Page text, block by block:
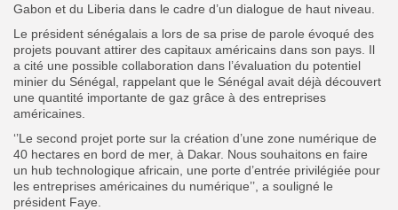
Gabon et du Liberia dans le cadre d’un dialogue de haut niveau.
Le président sénégalais a lors de sa prise de parole évoqué des
projets pouvant attirer des capitaux américains dans son pays. Il
a cité une possible collaboration dans l’évaluation du potentiel
minier du Sénégal, rappelant que le Sénégal avait déjà découvert
une quantité importante de gaz grâce à des entreprises
américaines.
‘’Le second projet porte sur la création d’une zone numérique de
40 hectares en bord de mer, à Dakar. Nous souhaitons en faire
un hub technologique africain, une porte d’entrée privilégiée pour
les entreprises américaines du numérique’’, a souligné le
président Faye.